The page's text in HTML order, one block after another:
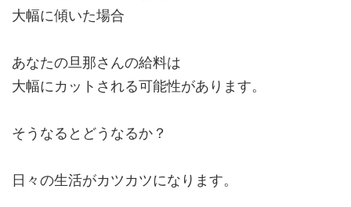
大幅に傾いた場合
あなたの旦那さんの給料は
大幅にカットされる可能性があります。
そうなるとどうなるか？
日々の生活がカツカツになります。